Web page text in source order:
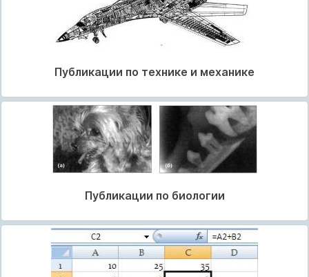
Публикации по технике и механике
Публикации по биологии